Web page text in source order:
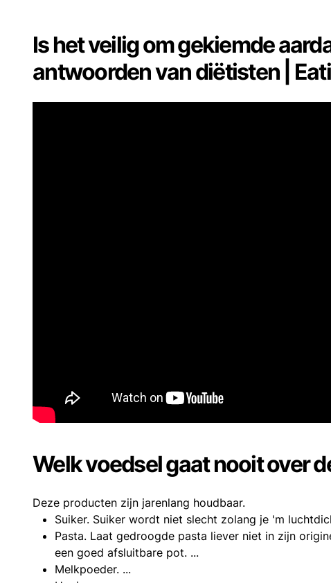
Is het veilig om gekiemde
antwoorden van diëtisten |
Welk voedsel gaat nooit over
Deze producten zijn jarenlang houdbaar.
Suiker. Suiker wordt niet slecht zolang je 'm
Pasta. Laat gedroogde pasta liever niet in zijn
een goed afsluitbare pot. ...
Melkpoeder. ...